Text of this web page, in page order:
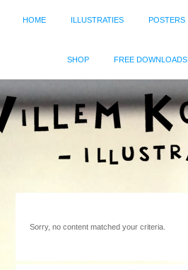
HOME ILLUSTRATIES POSTERS
SHOP FREE DOWNLOADS
Sorry, no content matched your criteria.